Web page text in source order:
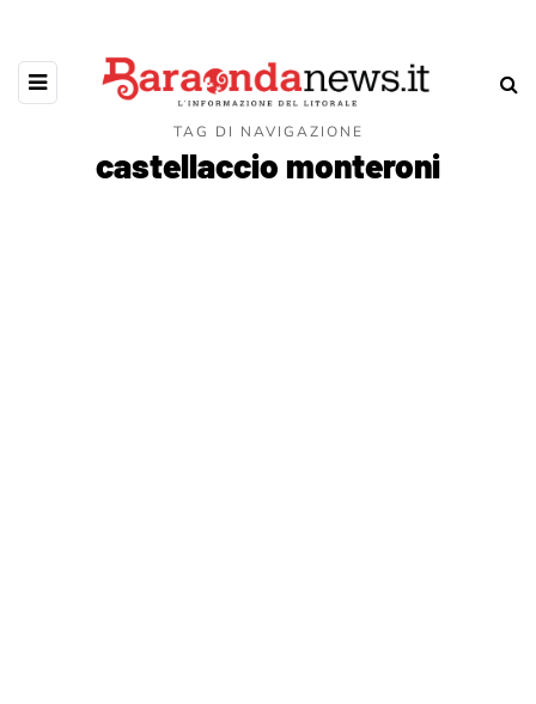
TAG DI NAVIGAZIONE
castellaccio monteroni